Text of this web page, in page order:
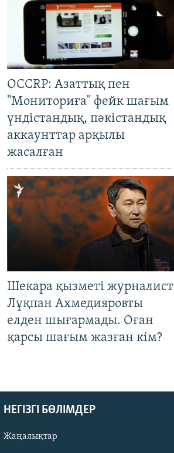
OCCRP: Азаттық пен
"Мониториға" фейк шағым
үндістандық, пәкістандық
аккаунттар арқылы
жасалған
Шекара қызметі журналист
Лұқпан Ахмедияровты
елден шығармады. Оған
қарсы шағым жазған кім?
НЕГІЗГІ БӨЛІМДЕР
Жаңалықтар